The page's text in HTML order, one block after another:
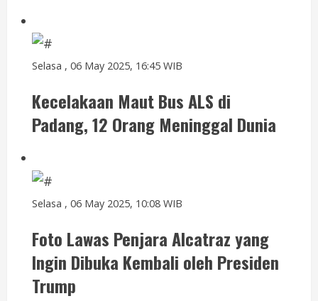
Selasa , 06 May 2025, 16:45 WIB
Kecelakaan Maut Bus ALS di
Padang, 12 Orang Meninggal Dunia
Selasa , 06 May 2025, 10:08 WIB
Foto Lawas Penjara Alcatraz yang
Ingin Dibuka Kembali oleh Presiden
Trump